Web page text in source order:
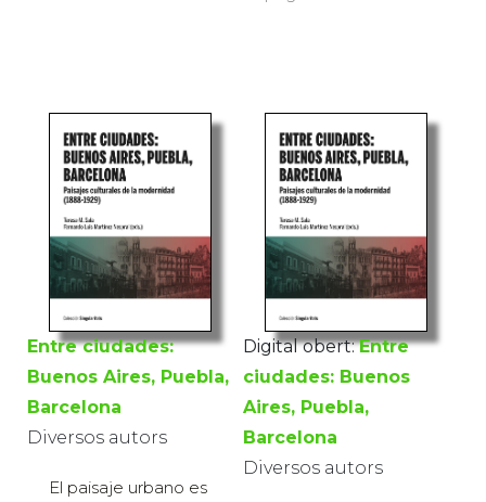
Entre ciudades:
Buenos Aires, Puebla,
Barcelona
Diversos autors
El paisaje urbano es
Digital obert: Entre
ciudades: Buenos
Aires, Puebla,
Barcelona
Diversos autors